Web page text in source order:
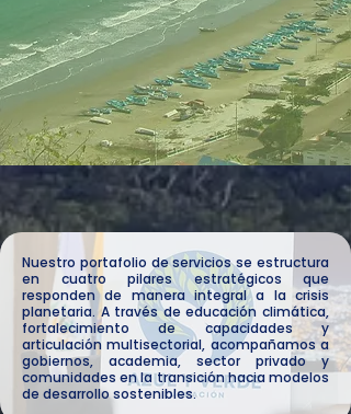
Nuestro portafolio de servicios se estructura
en cuatro pilares estratégicos que
responden de manera integral a la crisis
planetaria. A través de educación climática,
fortalecimiento de capacidades y
articulación multisectorial, acompañamos a
gobiernos, academia, sector privado y
comunidades en la transición hacia modelos
de desarrollo sostenibles.